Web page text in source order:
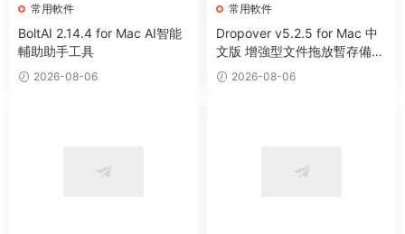
常用軟件
BoltAI 2.14.4 for Mac AI智能
輔助助手工具
2026-08-06
常用軟件
Dropover v5.2.5 for Mac 中
文版 增強型文件拖放暫存備用
整理工具
2026-08-06